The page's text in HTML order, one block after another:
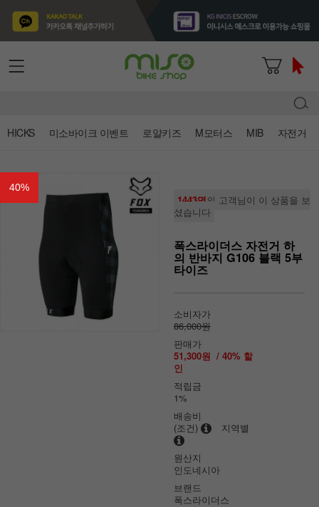
HICKS 미소바이크 이벤트 로얄키즈 M모터스 MIB 자전거
40%
1443명의 고객님이 이 상품을 보
셨습니다
폭스라이더스 자전거 하
의 반바지 G106 블랙 5부
타이즈
소비자가
86,000원
판매가
51,300원 / 40% 할
인
적립금
1%
배송비
(조건)
지역별
원산지
인도네시아
브랜드
폭스라이더스